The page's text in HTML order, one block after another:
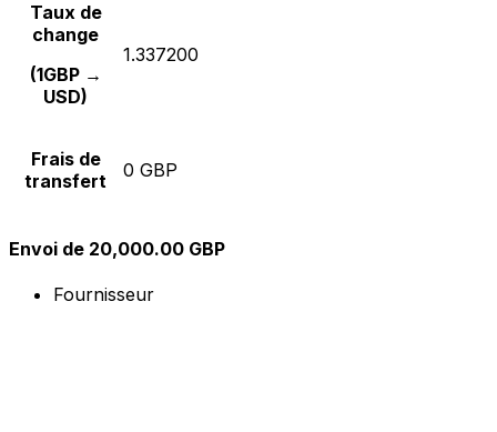
Taux de
change
(1GBP →
USD)
1.337200
Frais de
transfert
0 GBP
Envoi de 20,000.00 GBP
Fournisseur